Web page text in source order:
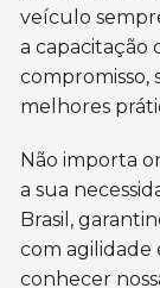
veículo
a capacitação
compromisso,
melhores
Não importa
a sua
Brasil,
com agilidade
conhecer